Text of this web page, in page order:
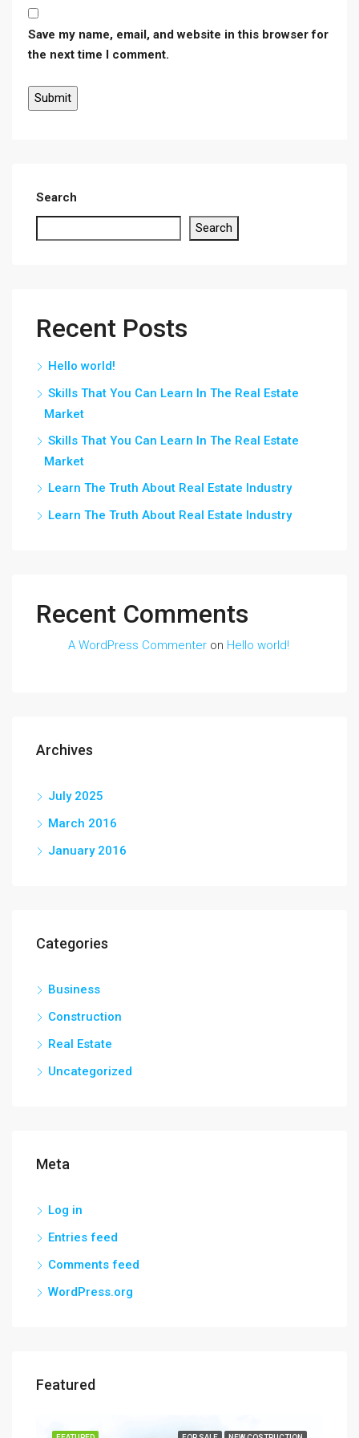
Save my name, email, and website in this browser for
the next time I comment.
Search
Search
Recent Posts
Hello world!
Skills That You Can Learn In The Real Estate
Market
Skills That You Can Learn In The Real Estate
Market
Learn The Truth About Real Estate Industry
Learn The Truth About Real Estate Industry
Recent Comments
A WordPress Commenter on Hello world!
Archives
July 2025
March 2016
January 2016
Categories
Business
Construction
Real Estate
Uncategorized
Meta
Log in
Entries feed
Comments feed
WordPress.org
Featured